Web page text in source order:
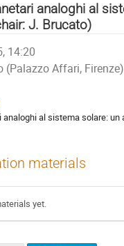
analoghi al
J. Brucato)
14:20
(Palazzo Affari, Firenze)
al sistema solare:
materials
yet.